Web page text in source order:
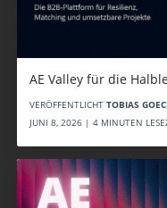
AE Valley für die
VERÖFFENTLICHT TOBIAS
JUNI 8, 2026 | 4 MINUTEN